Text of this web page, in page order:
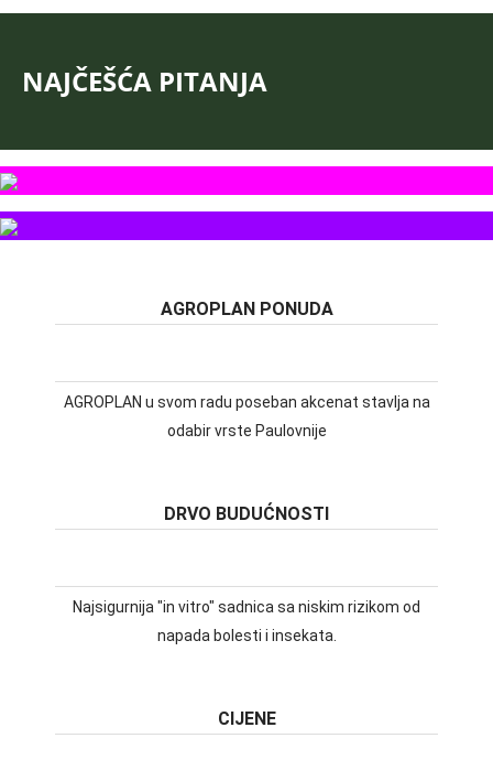
NAJČEŠĆA PITANJA
RUŽE
AGROPLAN PONUDA
AGROPLAN u svom radu poseban akcenat stavlja na
odabir vrste Paulovnije
DRVO BUDUĆNOSTI
Najsigurnija "in vitro" sadnica sa niskim rizikom od
napada bolesti i insekata.
CIJENE